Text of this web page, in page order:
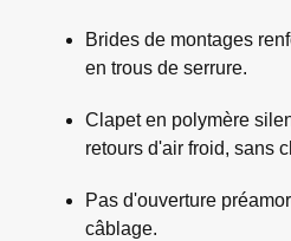
Brides de montages
en trous de serrure.
Clapet en polymère
retours d'air froid, sans
Pas d'ouverture
câblage.